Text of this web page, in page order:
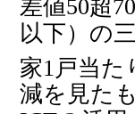
差値50超
以下）の
家1戸当た
減を見た